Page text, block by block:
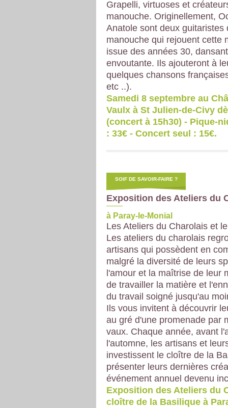
Grapelli, virtuoses et
manouche. Originellement,
Anatole sont deux guitaristes
manouche qui rejouent cette
issue des années 30,
envoutante. Ils ajouteront à
quelques chansons
etc ..).
Samedi 8 septembre au
Vaulx à St Julien-de-Civy
(concert à 15h30) - Pique-
: 33€ - Concert seul : 15€.
SOIF DE SAVOIR-FAIRE ?
Exposition des Ateliers du
à Paray-le-Monial
Les Ateliers du Charolais et
Les ateliers du charolais
artisans qui possèdent en
malgré la diversité de leurs
l'amour et la maîtrise de leur
de travailler la matière et
du travail soigné jusqu'au
Ils vous invitent à découvrir
au gré d'une promenade par
vaux. Chaque année, avant
l'automne, les artisans et
investissent le cloître de la
présenter leurs dernières
événement annuel devenu
Exposition des Ateliers du
cloître de la Basilique à